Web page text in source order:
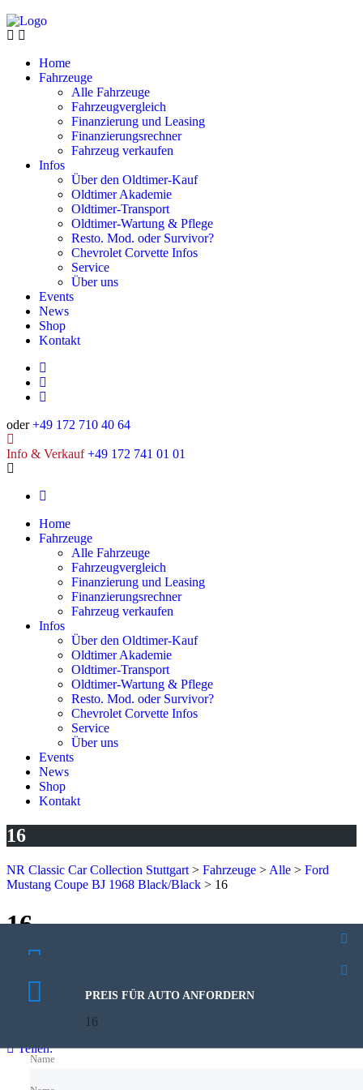
Home
Fahrzeuge
Alle Fahrzeuge
Fahrzeugvergleich
Finanzierung und Leasing
Finanzierungsrechner
Fahrzeug verkaufen
Infos
Über den Oldtimer-Kauf
Oldtimer Akademie
Oldtimer-Transport
Oldtimer-Wartung & Pflege
Resto. Mod. oder Survivor?
Chevrolet Corvette Infos
Service
Über uns
Events
News
Shop
Kontakt
oder+49 172 710 40 64
Info & Verkauf+49 172 741 01 01
Home
Fahrzeuge
Alle Fahrzeuge
Fahrzeugvergleich
Finanzierung und Leasing
Finanzierungsrechner
Fahrzeug verkaufen
Infos
Über den Oldtimer-Kauf
Oldtimer Akademie
Oldtimer-Transport
Oldtimer-Wartung & Pflege
Resto. Mod. oder Survivor?
Chevrolet Corvette Infos
Service
Über uns
Events
News
Shop
Kontakt
16
NR Classic Car Collection Stuttgart > Fahrzeuge > Alle > Ford
Mustang Coupe BJ 1968 Black/Black > 16
16
Veröffentlicht von:
Keine Kommentare
Teilen:
16
Name
PREIS FÜR AUTO ANFORDERN
16